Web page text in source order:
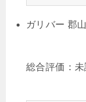
ガリバー 郡
総合評価：